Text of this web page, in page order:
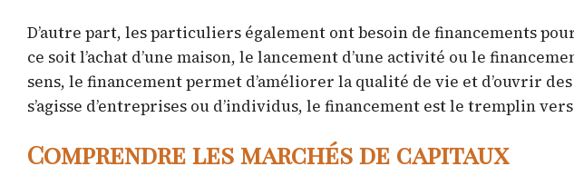
D’autre part, les particuliers également ont besoin de financements
ce soit l’achat d’une maison, le lancement d’une activité ou le
sens, le financement permet d’améliorer la qualité de vie et d’ouvrir des
s’agisse d’entreprises ou d’individus, le financement est le tremplin
Comprendre les marchés de capitaux